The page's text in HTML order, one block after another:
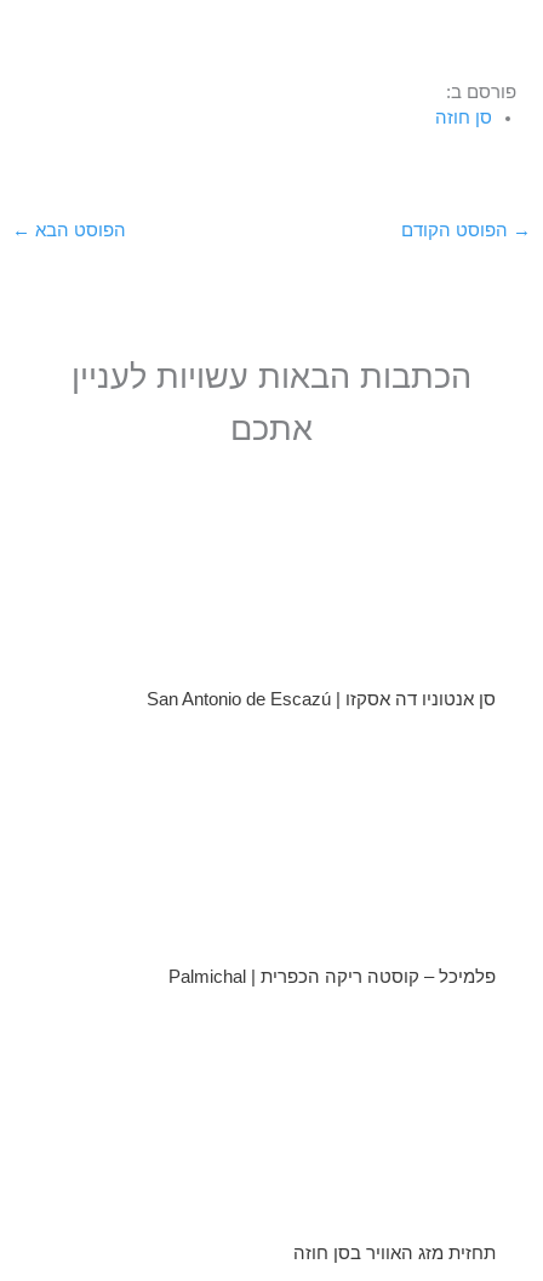
פורסם ב:
סן חוזה
→ הפוסט הקודם הפוסט הבא ←
הכתבות הבאות עשויות לעניין
אתכם
סן אנטוניו דה אסקזו | San Antonio de Escazú
פלמיכל – קוסטה ריקה הכפרית | Palmichal
תחזית מזג האוויר בסן חוזה